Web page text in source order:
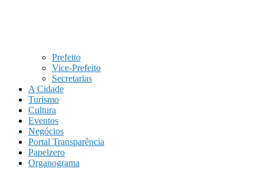
Prefeito
Vice-Prefeito
Secretarias
A Cidade
Turismo
Cultura
Eventos
Negócios
Portal Transparência
Papelzero
Organograma